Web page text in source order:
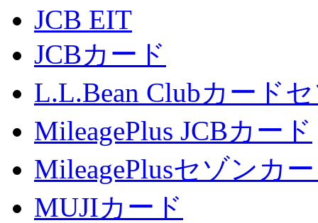
JCB EIT
JCBカード
L.L.Bean Clubカード
MileagePlus JCBカード
MileagePlusセゾンカ
MUJIカード